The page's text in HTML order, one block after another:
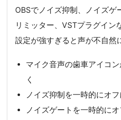
OBSでノイズ抑制、ノイズゲ
リミッター、VSTプラグイン
設定が強すぎると声が不自然
マイク音声の歯車アイコ
く
ノイズ抑制を一時的にオフ
ノイズゲートを一時的に